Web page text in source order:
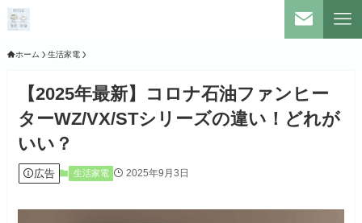
ホーム 生活家電
【2025年最新】コロナ石油ファンヒー
ターWZ/VX/STシリーズの違い！どれが
いい？
広告 生活家電 2025年9月3日